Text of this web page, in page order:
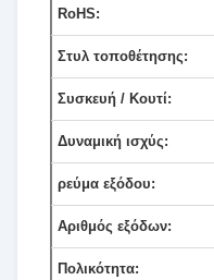
RoHS:
Στυλ τοποθέτησης:
Συσκευή / Κουτί:
Δυναμική ισχύς:
ρεύμα εξόδου:
Αριθμός εξόδων:
Πολικότητα: